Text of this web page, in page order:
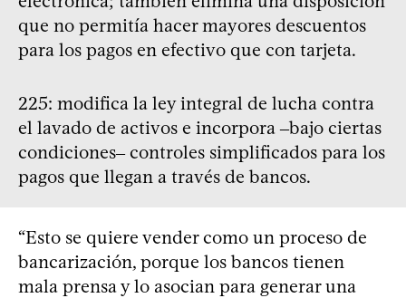
que no permitía hacer mayores descuentos
para los pagos en efectivo que con tarjeta.
225: modifica la ley integral de lucha contra
el lavado de activos e incorpora ‒bajo ciertas
condiciones‒ controles simplificados para los
pagos que llegan a través de bancos.
“Esto se quiere vender como un proceso de
bancarización, porque los bancos tienen
mala prensa y lo asocian para generar una